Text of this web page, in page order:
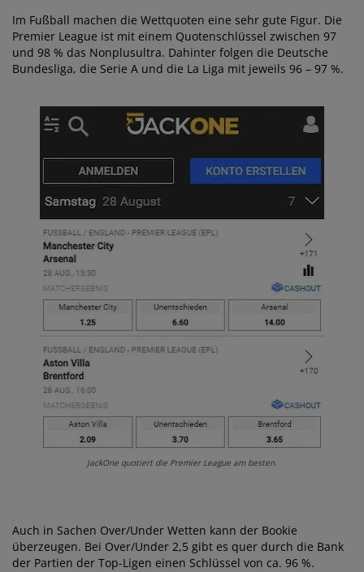
Im Fußball machen die Wettquoten eine sehr gute Figur. Die
Premier League ist mit einem Quotenschlüssel zwischen 97
und 98 % das Nonplusultra. Dahinter folgen die Deutsche
Bundesliga, die Serie A und die La Liga mit jeweils 96 – 97 %.
JackOne quotiert die Premier League am besten.
Auch in Sachen Over/Under Wetten kann der Bookie
überzeugen. Bei Over/Under 2,5 gibt es quer durch die Bank
der Partien der Top-Ligen einen Schlüssel von ca. 96 %.